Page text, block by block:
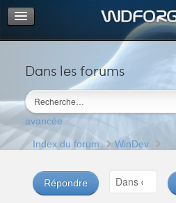
Dans les forums
avancée
Portail
Index du forum
M’enregistrer
Connexion
Index du forum WinDev
Répondre